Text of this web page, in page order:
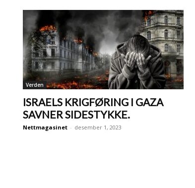
Verden
ISRAELS KRIGFØRING I GAZA
SAVNER SIDESTYKKE.
Nettmagasinet - desember 1, 2023